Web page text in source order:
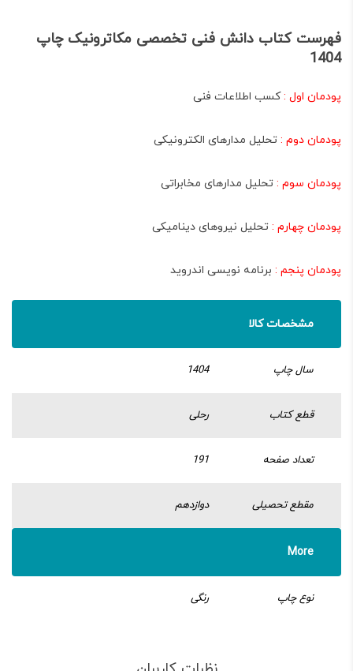
فهرست کتاب دانش فنی تخصصی مکاترونیک چاپ
1404
پودمان اول :کسب اطلاعات فنی
پودمان دوم : تحلیل مدارهای الکترونیکی
پودمان سوم : تحلیل مدارهای مخابراتی
پودمان چهارم : تحلیل نیروهای دینامیکی
پودمان پنجم : برنامه نویسی اندروید
مشخصات کالا
سال چاپ 1404
قطع کتاب رحلی
تعداد صفحه 191
مقطع تحصیلی دوازدهم
More
نوع چاپ رنگی